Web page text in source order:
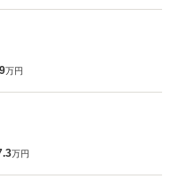
万円
万円